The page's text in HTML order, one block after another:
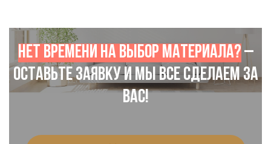
Нет времени на выбор материала?–
Оставьте заявку и мы все сделаем за
Вас!